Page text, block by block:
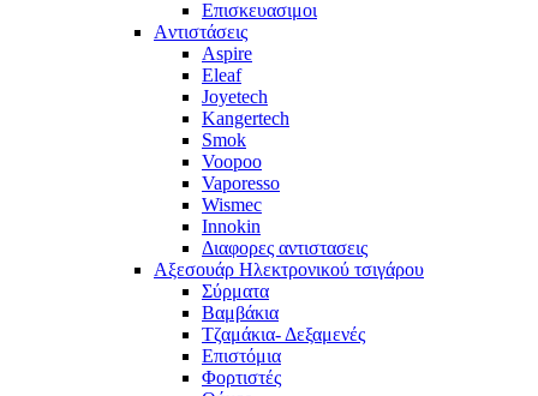
Επισκευασιμοι
Aντιστάσεις
Aspire
Eleaf
Joyetech
Kangertech
Smok
Voopoo
Vaporesso
Wismec
Ιnnokin
Διαφορες αντιστασεις
Αξεσουάρ Ηλεκτρονικού τσιγάρου
Σύρματα
Βαμβάκια
Τζαμάκια- Δεξαμενές
Επιστόμια
Φορτιστές